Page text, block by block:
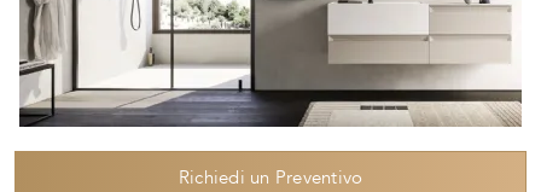
Richiedi un Preventivo